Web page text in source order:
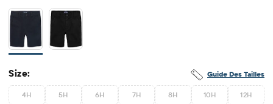
Guide Des Tailles
Size:
4H 5H 6H 7H 8H 10H 12H